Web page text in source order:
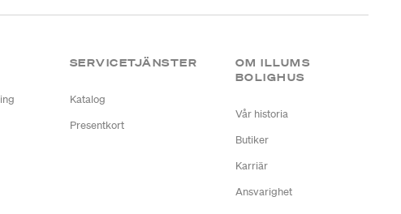
SERVICETJÄNSTER
Katalog
Presentkort
OM ILLUMS
BOLIGHUS
Vår historia
Butiker
Karriär
Ansvarighet